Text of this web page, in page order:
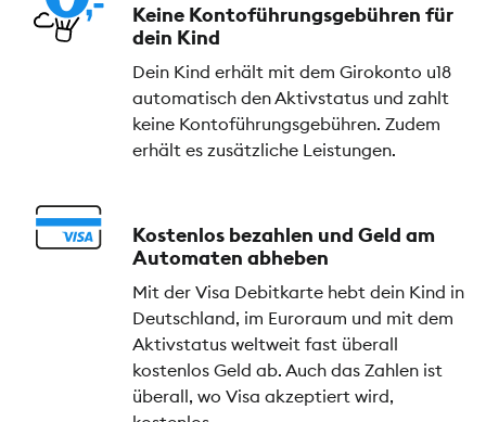
Keine Kontoführungs­gebühren für
dein Kind
Dein Kind erhält mit dem Girokonto u18
automatisch den Aktivstatus und zahlt
keine Kontoführungsgebühren. Zudem
erhält es zusätzliche Leistungen.
Kostenlos bezahlen und Geld am
Automaten abheben
Mit der Visa Debitkarte hebt dein Kind in
Deutschland, im Euroraum und mit dem
Aktivstatus weltweit fast überall
kostenlos Geld ab. Auch das Zahlen ist
überall, wo Visa akzeptiert wird,